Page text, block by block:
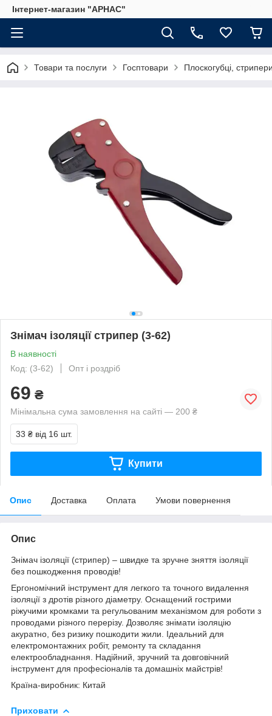
Інтернет-магазин "АРНАС"
Товари та послуги Госптовари Плоскогубці,
Знімач ізоляції стрипер (3-62)
В наявності
Код: (3-62)
Опт і роздріб
69 ₴
Мінімальна сума замовлення на сайті — 200 ₴
33 ₴ від 16 шт.
Купити
Опис Доставка Оплата Умови повернення
Опис
Знімач ізоляції (стрипер) – швидке та зручне зняття ізоляції
без пошкодження проводів!
Ергономічний інструмент для легкого та точного видалення
ізоляції з дротів різного діаметру. Оснащений гострими
ріжучими кромками та регульованим механізмом для роботи з
проводами різного перерізу. Дозволяє знімати ізоляцію
акуратно, без ризику пошкодити жили. Ідеальний для
електромонтажних робіт, ремонту та складання
електрообладнання. Надійний, зручний та довговічний
інструмент для професіоналів та домашніх майстрів!
Країна-виробник: Китай
Приховати